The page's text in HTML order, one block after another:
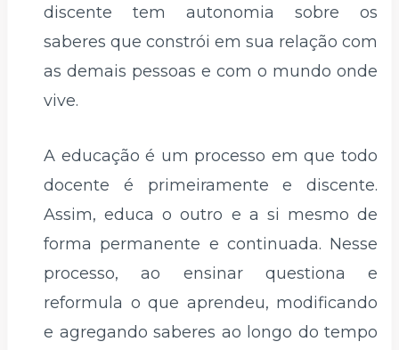
discente tem autonomia sobre os
saberes que constrói em sua relação com
as demais pessoas e com o mundo onde
vive.
A educação é um processo em que todo
docente é primeiramente e discente.
Assim, educa o outro e a si mesmo de
forma permanente e continuada. Nesse
processo, ao ensinar questiona e
reformula o que aprendeu, modificando
e agregando saberes ao longo do tempo